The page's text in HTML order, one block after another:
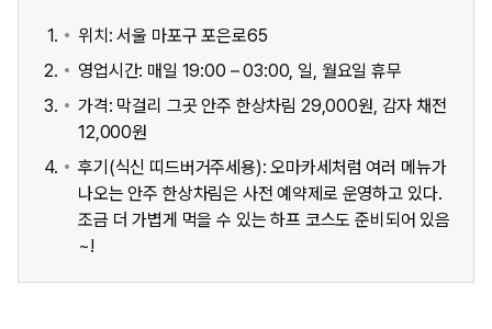
위치: 서울 마포구 포은로65
영업시간: 매일 19:00 – 03:00, 일, 월요일 휴무
가격: 막걸리 그곳 안주 한상차림 29,000원, 감자 채전
12,000원
후기(식신 띠드버거주세용): 오마카세처럼 여러 메뉴가
나오는 안주 한상차림은 사전 예약제로 운영하고 있다.
조금 더 가볍게 먹을 수 있는 하프 코스도 준비되어 있음
~!